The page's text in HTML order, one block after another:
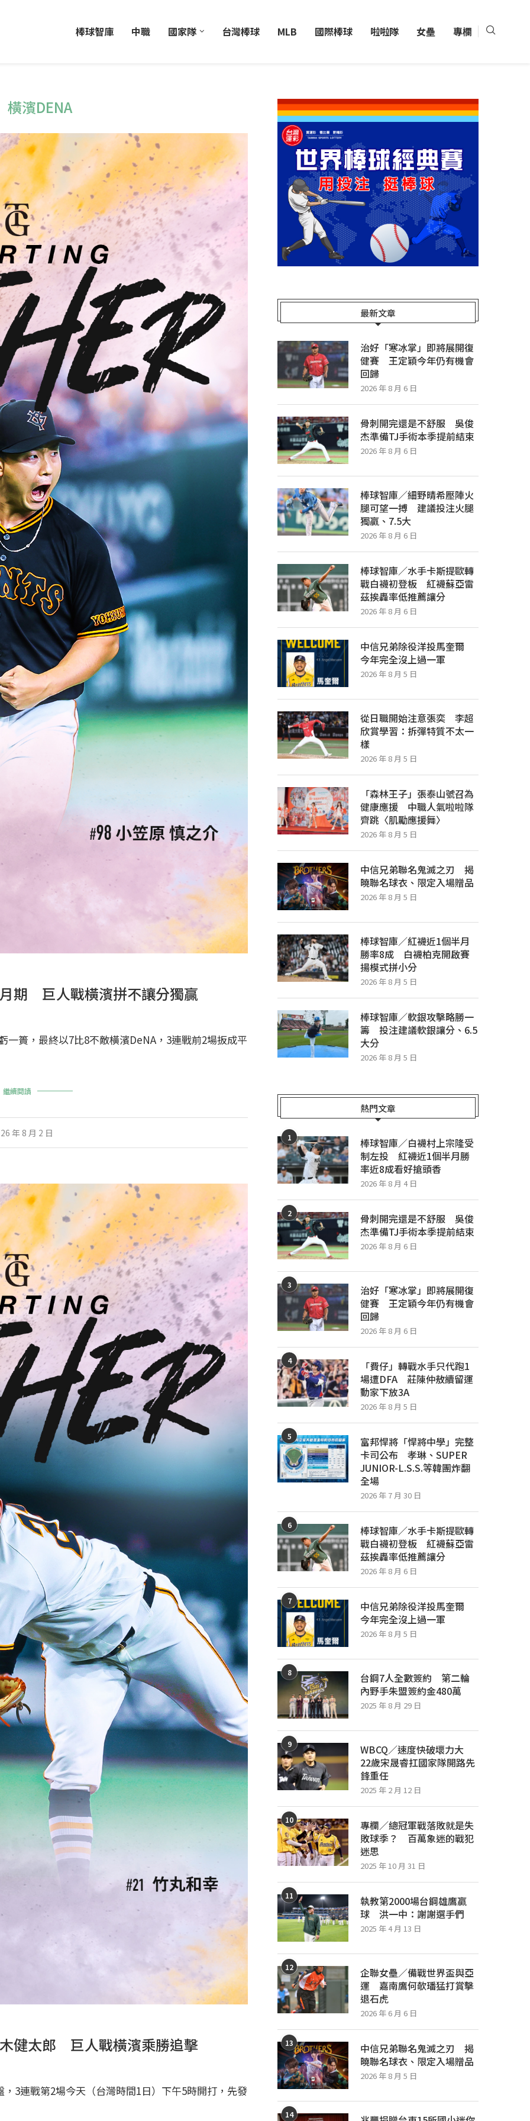
棒球智庫 中職 國家隊 台灣棒球 MLB 國際棒球 啦啦隊 女壘 專欄
橫濱DENA
期 巨人戰橫濱拼不讓分獨贏
簣，最終以7比8不敵橫濱DeNA，3連戰前2場扳成平
繼續閱讀
年 8 月 2 日
健太郎 巨人戰橫濱乘勝追擊
3連戰第2場今天（台灣時間1日）下午5時開打，先發
最新文章
治好「寒冰掌」即將展開復
健賽 王定穎今年仍有機會
回歸
2026 年 8 月 6 日
骨刺開完還是不舒服 吳俊
杰準備TJ手術本季提前結束
2026 年 8 月 6 日
棒球智庫／細野晴希壓陣火
腿可望一搏 建議投注火腿
獨贏、7.5大
2026 年 8 月 6 日
棒球智庫／水手卡斯提歐轉
戰白襪初登板 紅襪蘇亞雷
茲挨轟率低推薦讓分
2026 年 8 月 6 日
中信兄弟除役洋投馬奎爾
今年完全沒上過一軍
2026 年 8 月 5 日
從日職開始注意張奕 李超
欣賞學習：拆彈特質不太一
樣
2026 年 8 月 5 日
「森林王子」張泰山號召為
健康應援 中職人氣啦啦隊
齊跳〈肌勵應援舞〉
2026 年 8 月 5 日
中信兄弟聯名鬼滅之刃 揭
曉聯名球衣、限定入場贈品
2026 年 8 月 5 日
棒球智庫／紅襪近1個半月
勝率8成 白襪柏克開啟賽
揚模式拼小分
2026 年 8 月 5 日
棒球智庫／軟銀攻擊略勝一
籌 投注建議軟銀讓分、6.5
大分
2026 年 8 月 5 日
熱門文章
1
棒球智庫／白襪村上宗隆受
制左投 紅襪近1個半月勝
率近8成看好搶頭香
2026 年 8 月 4 日
2
骨刺開完還是不舒服 吳俊
杰準備TJ手術本季提前結束
2026 年 8 月 6 日
3
治好「寒冰掌」即將展開復
健賽 王定穎今年仍有機會
回歸
2026 年 8 月 6 日
4
「費仔」轉戰水手只代跑1
場遭DFA 莊陳仲敖續留運
動家下放3A
2026 年 8 月 5 日
5
富邦悍將「悍將中學」完整
卡司公布 孝琳、SUPER
JUNIOR-L.S.S.等韓團炸翻
全場
2026 年 7 月 30 日
6
棒球智庫／水手卡斯提歐轉
戰白襪初登板 紅襪蘇亞雷
茲挨轟率低推薦讓分
2026 年 8 月 6 日
7
中信兄弟除役洋投馬奎爾
今年完全沒上過一軍
2026 年 8 月 5 日
8
台鋼7人全數簽約 第二輪
內野手朱盟簽約金480萬
2025 年 8 月 29 日
9
WBCQ／速度快破壞力大
22歲宋晟睿扛國家隊開路先
鋒重任
2025 年 2 月 12 日
10
專欄／總冠軍戰落敗就是失
敗球季？ 百萬象迷的戰犯
迷思
2025 年 10 月 31 日
11
執教第2000場台鋼雄鷹贏
球 洪一中：謝謝選手們
2025 年 4 月 13 日
12
企聯女壘／備戰世界盃與亞
運 嘉南鷹何欹璠猛打賞擊
退石虎
2026 年 6 月 6 日
13
中信兄弟聯名鬼滅之刃 揭
曉聯名球衣、限定入場贈品
2026 年 8 月 5 日
14